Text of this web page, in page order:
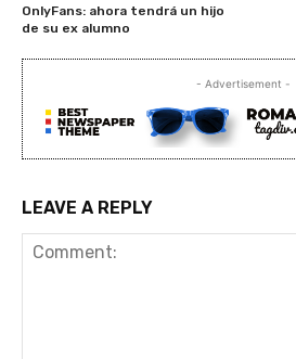
OnlyFans: ahora tendrá un hijo
de su ex alumno
- Advertisement -
LEAVE A REPLY